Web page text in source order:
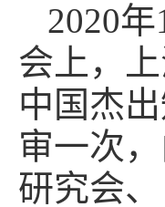
2020
会上，
中国杰
审一次
研究会